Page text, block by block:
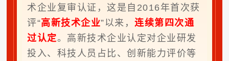
术企业复审认证，这是自2016年首次获
评“高新技术企业”以来，连续第四次通
过认定。高新技术企业认定对企业研发
投入、科技人员占比、创新能力评价等